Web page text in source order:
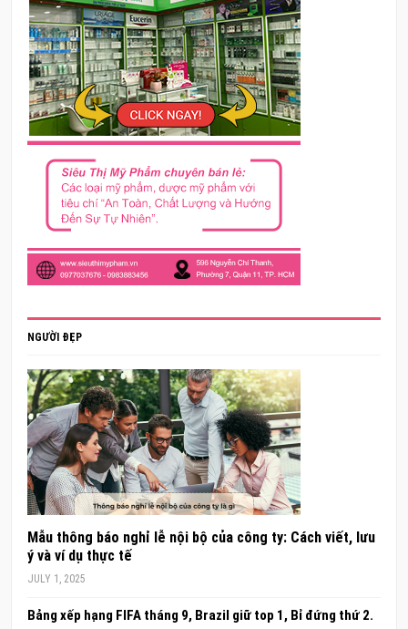
NGƯỜI ĐẸP
Mẫu thông báo nghỉ lễ nội bộ của công ty: Cách viết, lưu
ý và ví dụ thực tế
JULY 1, 2025
Bảng xếp hạng FIFA tháng 9, Brazil giữ top 1, Bỉ đứng thứ 2.